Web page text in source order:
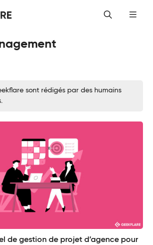
sont rédigés par des humains
de gestion de projet d’agence pour